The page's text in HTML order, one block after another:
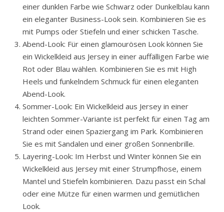
einer dunklen Farbe wie Schwarz oder Dunkelblau kann
ein eleganter Business-Look sein. Kombinieren Sie es
mit Pumps oder Stiefeln und einer schicken Tasche.
Abend-Look: Für einen glamourösen Look können Sie
ein Wickelkleid aus Jersey in einer auffälligen Farbe wie
Rot oder Blau wählen. Kombinieren Sie es mit High
Heels und funkelndem Schmuck für einen eleganten
Abend-Look.
Sommer-Look: Ein Wickelkleid aus Jersey in einer
leichten Sommer-Variante ist perfekt für einen Tag am
Strand oder einen Spaziergang im Park. Kombinieren
Sie es mit Sandalen und einer großen Sonnenbrille.
Layering-Look: Im Herbst und Winter können Sie ein
Wickelkleid aus Jersey mit einer Strumpfhose, einem
Mantel und Stiefeln kombinieren. Dazu passt ein Schal
oder eine Mütze für einen warmen und gemütlichen
Look.